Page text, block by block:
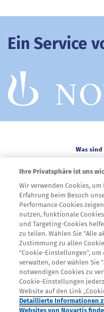
Ein Service
Was
FOOTER COLUMN TWO
Was Sie als
FOOTER COLUMN THREE
FOOTER COLUMN FOUR
Legal
Ihre Privatsphäre ist uns
Wir verwenden Cookies,
Erfahrung beim Besuch
Performance Cookies
nutzen, funktionale
und Targeting-Cookies
zu teilen. Wählen Sie "Alle
Zustimmung zu allen
"Cookie-Einstellungen", um
verwalten, oder wählen Sie
notwendigen Cookies zu
Cookie-Einstellungen
Website auf den Link
Detaillierte Informationen
Websites von Novartis